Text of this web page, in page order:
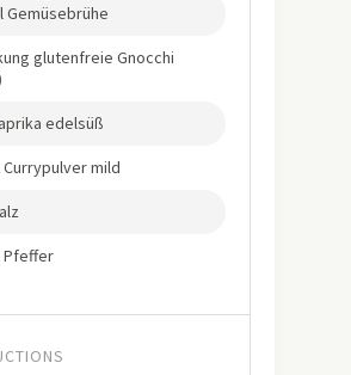
Gemüsebrühe
glutenfreie Gnocchi
edelsüß
Currypulver mild
Pfeffer